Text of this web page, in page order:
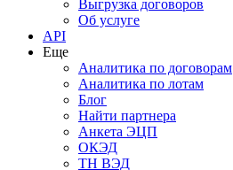
Выгрузка договоров
Об услуге
API
Еще
Аналитика по договорам
Аналитика по лотам
Блог
Найти партнера
Анкета ЭЦП
ОКЭД
ТН ВЭД